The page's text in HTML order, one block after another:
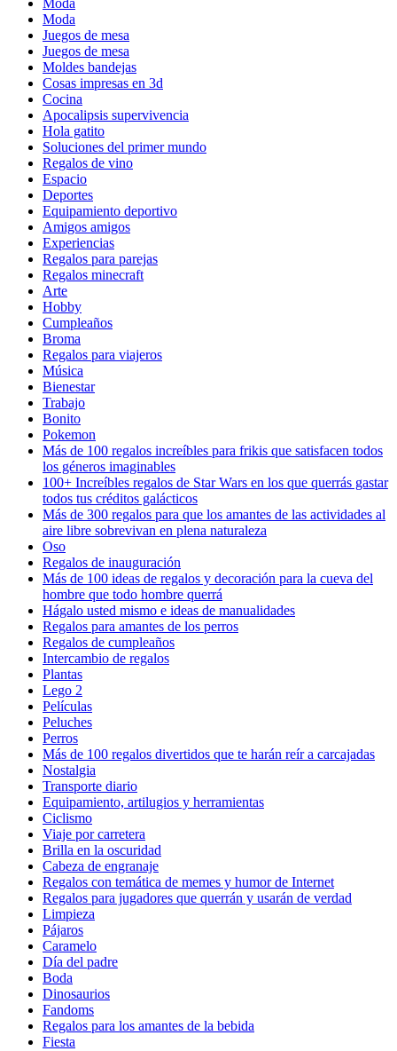
Moda
Moda
Juegos de mesa
Juegos de mesa
Moldes bandejas
Cosas impresas en 3d
Cocina
Apocalipsis supervivencia
Hola gatito
Soluciones del primer mundo
Regalos de vino
Espacio
Deportes
Equipamiento deportivo
Amigos amigos
Experiencias
Regalos para parejas
Regalos minecraft
Arte
Hobby
Cumpleaños
Broma
Regalos para viajeros
Música
Bienestar
Trabajo
Bonito
Pokemon
Más de 100 regalos increíbles para frikis que satisfacen todos
los géneros imaginables
100+ Increíbles regalos de Star Wars en los que querrás gastar
todos tus créditos galácticos
Más de 300 regalos para que los amantes de las actividades al
aire libre sobrevivan en plena naturaleza
Oso
Regalos de inauguración
Más de 100 ideas de regalos y decoración para la cueva del
hombre que todo hombre querrá
Hágalo usted mismo e ideas de manualidades
Regalos para amantes de los perros
Regalos de cumpleaños
Intercambio de regalos
Plantas
Lego 2
Películas
Peluches
Perros
Más de 100 regalos divertidos que te harán reír a carcajadas
Nostalgia
Transporte diario
Equipamiento, artilugios y herramientas
Ciclismo
Viaje por carretera
Brilla en la oscuridad
Cabeza de engranaje
Regalos con temática de memes y humor de Internet
Regalos para jugadores que querrán y usarán de verdad
Limpieza
Pájaros
Caramelo
Día del padre
Boda
Dinosaurios
Fandoms
Regalos para los amantes de la bebida
Fiesta